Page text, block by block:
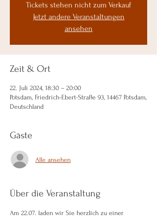
Tickets stehen nicht zum Verkauf
Jetzt andere Veranstaltungen
ansehen
Zeit & Ort
22. Juli 2024, 18:30 – 20:00
Potsdam, Friedrich-Ebert-Straße 93, 14467 Potsdam,
Deutschland
Gäste
Alle ansehen
Über die Veranstaltung
Am 22.07. laden wir Sie herzlich zu einer